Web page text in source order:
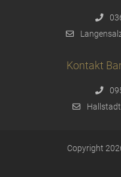
Kontakt
Copyright